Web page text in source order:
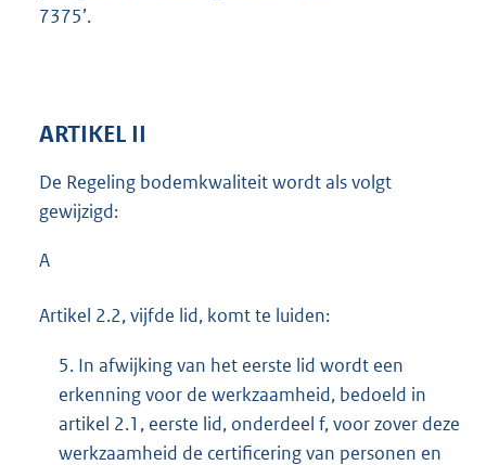
7375’.
ARTIKEL II
De Regeling bodemkwaliteit wordt als volgt
gewijzigd:
A
Artikel 2.2, vijfde lid, komt te luiden:
5. In afwijking van het eerste lid wordt een
erkenning voor de werkzaamheid, bedoeld in
artikel 2.1, eerste lid, onderdeel f, voor zover deze
werkzaamheid de certificering van personen en